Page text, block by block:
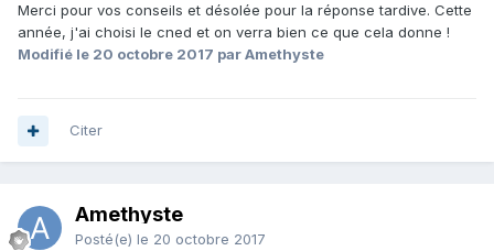
Merci pour vos conseils et désolée pour la réponse tardive. Cette
année, j'ai choisi le cned et on verra bien ce que cela donne !
Modifié le 20 octobre 2017 par Amethyste
Citer
Amethyste
Posté(e) le 20 octobre 2017